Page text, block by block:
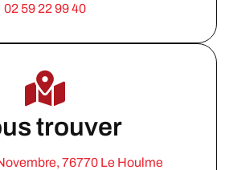
02 59 22 99 40
trouver
76770 Le Houlme